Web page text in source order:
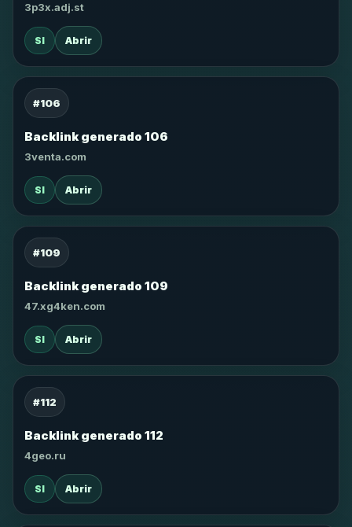
3p3x.adj.st
SI Abrir
#106
Backlink generado 106
3venta.com
SI Abrir
#109
Backlink generado 109
47.xg4ken.com
SI Abrir
#112
Backlink generado 112
4geo.ru
SI Abrir